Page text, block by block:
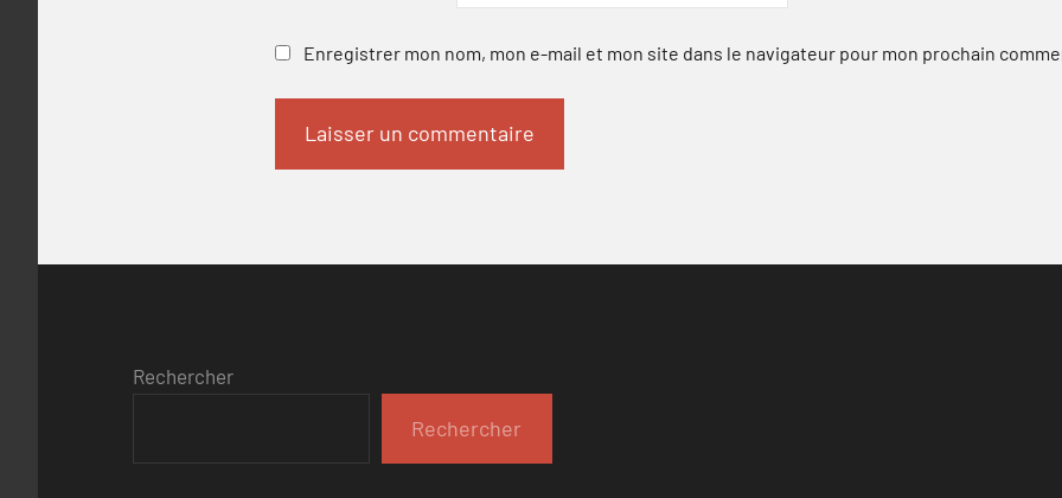
Enregistrer mon nom, mon e-mail et mon site dans le navigateur pour mon prochain
Rechercher
Rechercher